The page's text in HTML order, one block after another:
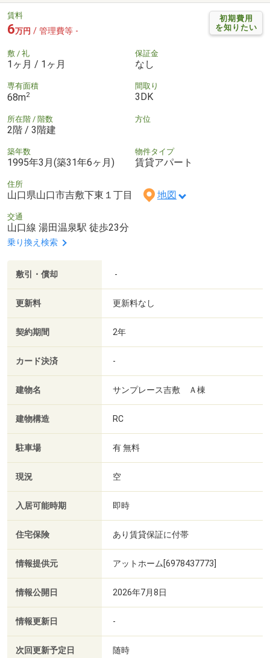
初期費用
を知りたい
賃料
6万円 / 管理費等 -
敷 / 礼
1ヶ月 / 1ヶ月
保証金
なし
専有面積
68m2
間取り
3DK
所在階 / 階数
2階 / 3階建
方位
築年数
1995年3月(築31年6ヶ月)
物件タイプ
賃貸アパート
住所
山口県山口市吉敷下東１丁目 地図
交通
山口線 湯田温泉駅 徒歩23分
乗り換え検索
敷引・償却 -
更新料 更新料なし
契約期間 2年
カード決済 -
建物名 サンプレース吉敷 Ａ棟
建物構造 RC
駐車場 有 無料
現況 空
入居可能時期 即時
住宅保険 あり賃貸保証に付帯
情報提供元 アットホーム[6978437773]
情報公開日 2026年7月8日
情報更新日 -
次回更新予定日 随時